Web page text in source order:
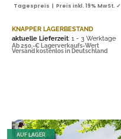
Tagespreis | Preis inkl. 19% MwSt. ✓
KNAPPER LAGERBESTAND
aktuelle Lieferzeit: 1 - 3 Werktage
Ab 250,-€ Lagerverkaufs-Wert
Versand kostenlos in Deutschland
AUF LAGER